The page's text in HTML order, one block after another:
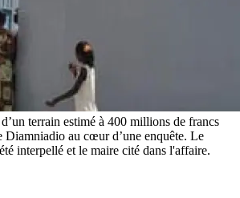
terrain estimé à 400 millions de francs
Diamniadio au cœur d’une enquête. Le
interpellé et le maire cité dans l'affaire.